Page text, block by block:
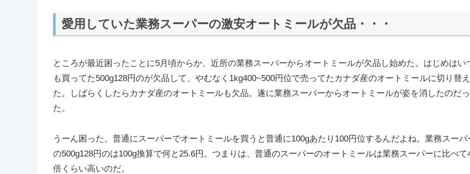
愛用していた業務スーパーの激安オートミールが欠品・・・
ところが最近困ったことに5月頃からか、近所の業務スーパーからオートミールが欠品し始めた。はじめはい
も買ってた500g128円のが欠品して、やむなく1kg400~500円位で売ってたカナダ産のオートミールに切り替え
た。しばらくしたらカナダ産のオートミールも欠品。遂に業務スーパーからオートミールが姿を消したのだっ
た。
うーん困った。普通にスーパーでオートミールを買うと普通に100gあたり100円位するんだよね。業務スーパ
の500g128円のは100g換算で何と25.6円。つまりは、普通のスーパーのオートミールは業務スーパーに比べて
倍くらい高いのだ。